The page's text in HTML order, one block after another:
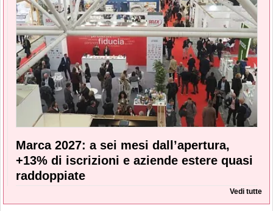
Marca 2027: a sei mesi dall’apertura,
+13% di iscrizioni e aziende estere quasi
raddoppiate
Vedi tutte